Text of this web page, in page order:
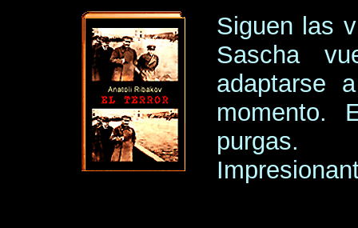
Siguen las
Sascha
adaptarse
momento.
purgas.